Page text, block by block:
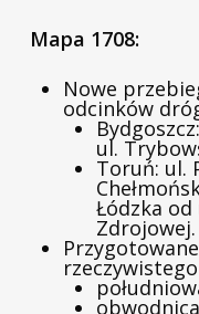
Mapa 1708:
Nowe
odcinków
ul.
Toruń: ul.
Łódzka
Zdrojowej.